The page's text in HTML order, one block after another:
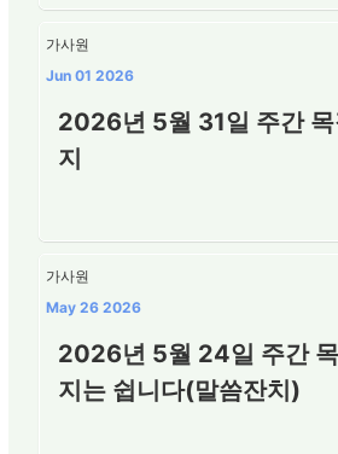
가사원
Jun 01 2026
2026년 5월 31일 주간
지
가사원
May 26 2026
2026년 5월 24일 주간
지는 쉽니다(말씀잔치)